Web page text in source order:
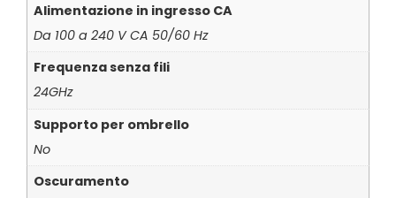
Alimentazione in ingresso CA
Da 100 a 240 V CA 50/60 Hz
Frequenza senza fili
24GHz
Supporto per ombrello
No
Oscuramento